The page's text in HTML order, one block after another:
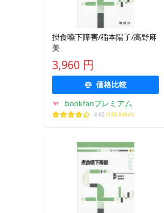
摂食嚥下障害/稲本陽子/高野麻
美
3,960 円
価格比較
bookfanプレミアム
4.62 (140,946件)